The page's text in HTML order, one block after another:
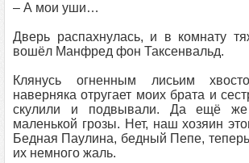
– А мои уши…
Дверь распахнулась, и в комнату
вошёл Манфред фон Таксенвальд.
Клянусь огненным лисьим
наверняка отругает моих брата и
скулили и подвывали. Да ещё же
маленькой грозы. Нет, наш хозяин
Бедная Паулина, бедный Пепе,
их немного жаль.